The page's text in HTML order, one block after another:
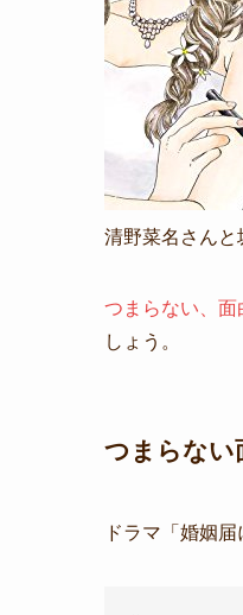
清野菜名さん
つまらない、面
しょう。